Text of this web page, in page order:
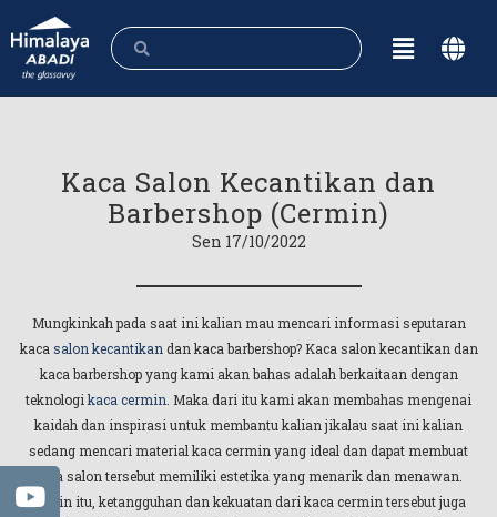
Kaca Salon Kecantikan dan
Barbershop (Cermin)
Sen 17/10/2022
Mungkinkah pada saat ini kalian mau mencari informasi seputaran
kaca salon kecantikan dan kaca barbershop? Kaca salon kecantikan dan
kaca barbershop yang kami akan bahas adalah berkaitaan dengan
teknologi kaca cermin . Maka dari itu kami akan membahas mengenai
kaidah dan inspirasi untuk membantu kalian jikalau saat ini kalian
sedang mencari material kaca cermin yang ideal dan dapat membuat
area salon tersebut memiliki estetika yang menarik dan menawan.
Selain itu, ketangguhan dan kekuatan dari kaca cermin tersebut juga